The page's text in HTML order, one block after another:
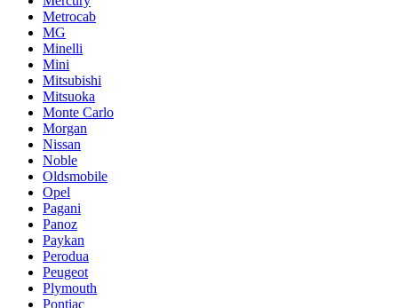
Metrocab
MG
Minelli
Mini
Mitsubishi
Mitsuoka
Monte Carlo
Morgan
Nissan
Noble
Oldsmobile
Opel
Pagani
Panoz
Paykan
Perodua
Peugeot
Plymouth
Pontiac